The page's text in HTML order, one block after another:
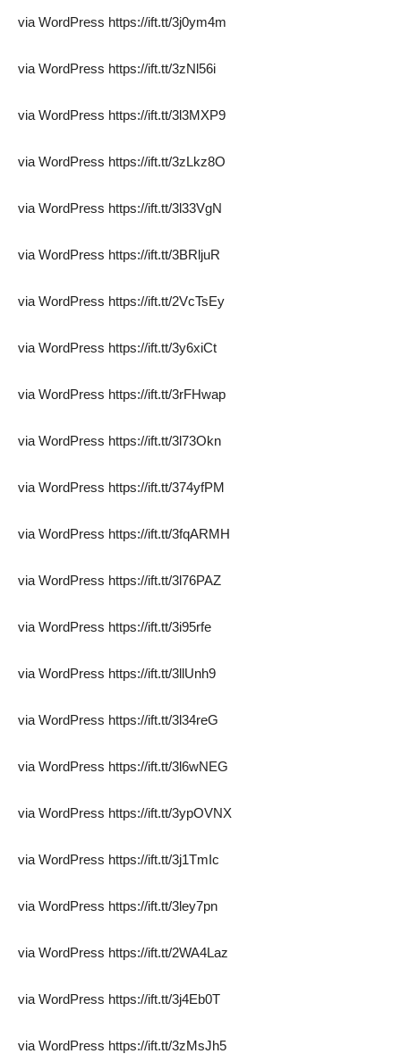
via WordPress https://ift.tt/3j0ym4m
via WordPress https://ift.tt/3zNl56i
via WordPress https://ift.tt/3l3MXP9
via WordPress https://ift.tt/3zLkz8O
via WordPress https://ift.tt/3l33VgN
via WordPress https://ift.tt/3BRljuR
via WordPress https://ift.tt/2VcTsEy
via WordPress https://ift.tt/3y6xiCt
via WordPress https://ift.tt/3rFHwap
via WordPress https://ift.tt/3l73Okn
via WordPress https://ift.tt/374yfPM
via WordPress https://ift.tt/3fqARMH
via WordPress https://ift.tt/3l76PAZ
via WordPress https://ift.tt/3i95rfe
via WordPress https://ift.tt/3llUnh9
via WordPress https://ift.tt/3l34reG
via WordPress https://ift.tt/3l6wNEG
via WordPress https://ift.tt/3ypOVNX
via WordPress https://ift.tt/3j1TmIc
via WordPress https://ift.tt/3ley7pn
via WordPress https://ift.tt/2WA4Laz
via WordPress https://ift.tt/3j4Eb0T
via WordPress https://ift.tt/3zMsJh5